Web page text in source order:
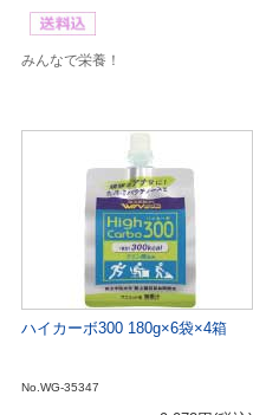
みんなで栄養！
ハイカーボ300 180g×6袋×4箱
No.WG-35347